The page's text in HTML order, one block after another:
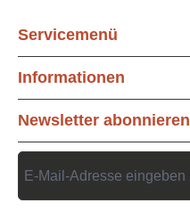
Servicemenü
Informationen
Newsletter abonnieren